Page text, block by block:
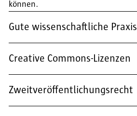
können.
Gute wissenschaftliche Praxis
Creative Commons-Lizenzen
Zweitveröffentlichungsrecht